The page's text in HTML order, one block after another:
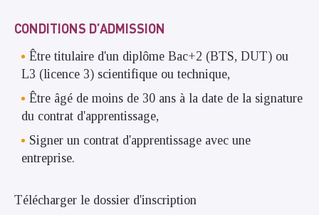
CONDITIONS D’ADMISSION
Être titulaire d'un diplôme Bac+2 (BTS, DUT) ou
L3 (licence 3) scientifique ou technique,
Être âgé de moins de 30 ans à la date de la signature
du contrat d'apprentissage,
Signer un contrat d'apprentissage avec une
entreprise.
Télécharger le dossier d'inscription